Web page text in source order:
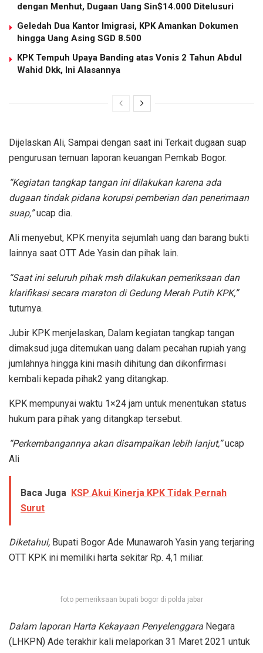
dengan Menhut, Dugaan Uang Sin$14.000 Ditelusuri
Geledah Dua Kantor Imigrasi, KPK Amankan Dokumen
hingga Uang Asing SGD 8.500
KPK Tempuh Upaya Banding atas Vonis 2 Tahun Abdul
Wahid Dkk, Ini Alasannya
Dijelaskan Ali, Sampai dengan saat ini Terkait dugaan suap
pengurusan temuan laporan keuangan Pemkab Bogor.
“Kegiatan tangkap tangan ini dilakukan karena ada
dugaan tindak pidana korupsi pemberian dan penerimaan
suap,”ucap dia.
Ali menyebut, KPK menyita sejumlah uang dan barang bukti
lainnya saat OTT Ade Yasin dan pihak lain.
“Saat ini seluruh pihak msh dilakukan pemeriksaan dan
klarifikasi secara maraton di Gedung Merah Putih KPK,”
tuturnya.
Jubir KPK menjelaskan, Dalam kegiatan tangkap tangan
dimaksud juga ditemukan uang dalam pecahan rupiah yang
jumlahnya hingga kini masih dihitung dan dikonfirmasi
kembali kepada pihak2 yang ditangkap.
KPK mempunyai waktu 1×24 jam untuk menentukan status
hukum para pihak yang ditangkap tersebut.
“Perkembangannya akan disampaikan lebih lanjut,”ucap
Ali
Baca Juga KSP Akui Kinerja KPK Tidak Pernah
Surut
Diketahui, Bupati Bogor Ade Munawaroh Yasin yang terjaring
OTT KPK ini memiliki harta sekitar Rp. 4,1 miliar.
foto pemeriksaan bupati bogor di polda jabar
Dalam laporan Harta Kekayaan Penyelenggara Negara
(LHKPN) Ade terakhir kali melaporkan 31 Maret 2021 untuk